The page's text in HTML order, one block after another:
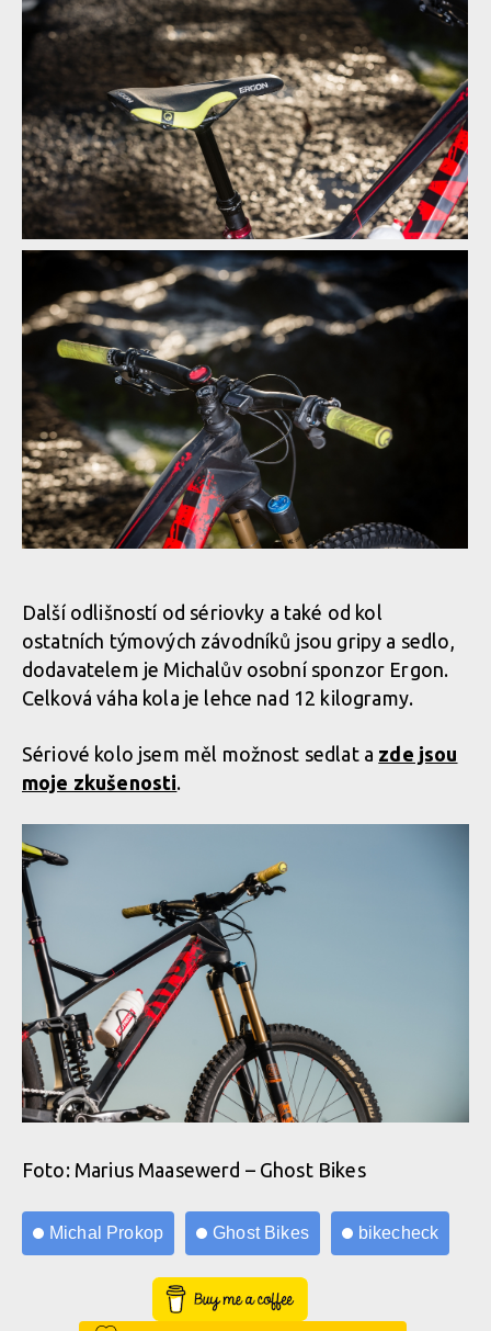
Další odlišností od sériovky a také od kol
ostatních týmových závodníků jsou gripy a sedlo,
dodavatelem je Michalův osobní sponzor Ergon.
Celková váha kola je lehce nad 12 kilogramy.
Sériové kolo jsem měl možnost sedlat a zde jsou
moje zkušenosti.
Foto: Marius Maasewerd – Ghost Bikes
Michal Prokop Ghost Bikes bikecheck
Buy Me a Coffee